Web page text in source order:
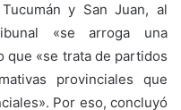
y San Juan, al
«se arroga una
que «se trata de partidos
provinciales que
Por eso, concluyó